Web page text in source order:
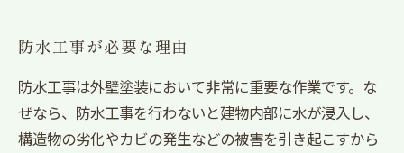
防水工事が必要な理由
防水工事は外壁塗装において非常に重要な作業です。な
ぜなら、防水工事を行わないと建物内部に水が浸入し、
構造物の劣化やカビの発生などの被害を引き起こすから